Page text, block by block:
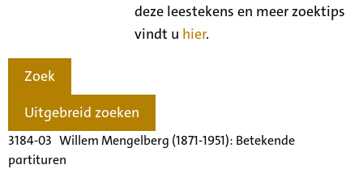
deze leestekens en meer zoektips
vindt u hier.
Zoek
Uitgebreid zoeken
3184-03 Willem Mengelberg (1871-1951): Betekende
partituren